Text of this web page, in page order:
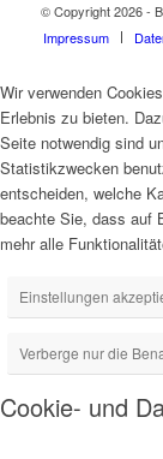
© Copyright 2026 -
Impressum
Wir verwenden
Erlebnis zu bieten.
Seite notwendig sind
Statistikzwecken
entscheiden, welche
beachte Sie, dass auf
mehr alle
Einstellungen
Verberge nur die
Cookie- und